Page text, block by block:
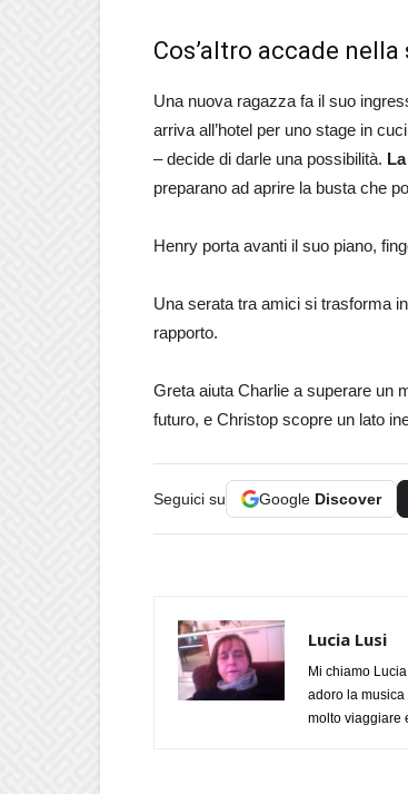
Cos’altro accade
Una nuova ragazza fa il suo
arriva all’hotel per uno stage in
– decide di darle una possibilità.
preparano ad aprire la busta che
Henry porta avanti il suo piano,
Una serata tra amici si trasforma
rapporto.
Greta aiuta Charlie a superare un
futuro, e Christop scopre un lato
Seguici su Google Discover
Lucia Lusi
Mi chiamo
adoro la musica
molto viaggiare